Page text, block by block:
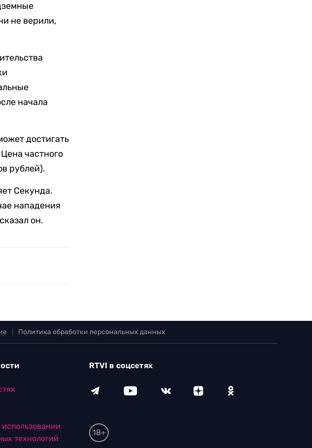
не верили,
начала
достигать
частного
рублей).
Секунда.
нападения
он.
Политика обработки персональных данных
технологий
RTVI в соцсетях
18+